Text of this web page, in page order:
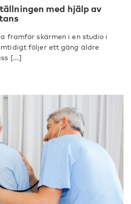
med hjälp av
framför skärmen i en studio i
följer ett gäng äldre
[...]